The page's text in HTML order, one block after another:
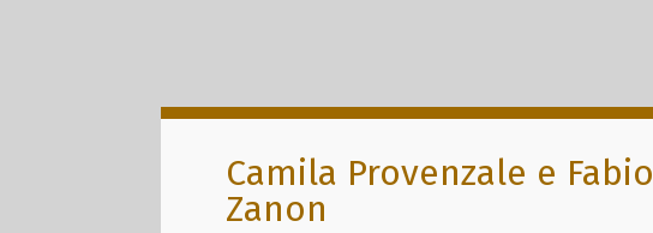
Camila Provenzale e Fabio
Zanon